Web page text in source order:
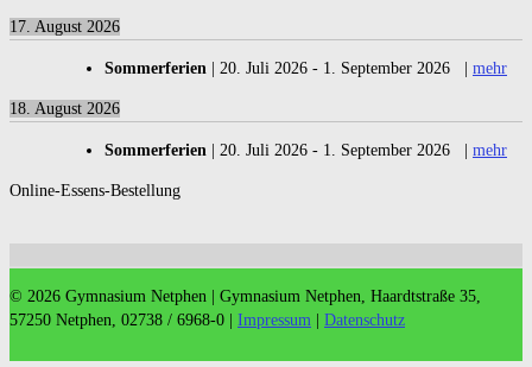
17. August 2026
Sommerferien | 20. Juli 2026 - 1. September 2026 | mehr
18. August 2026
Sommerferien | 20. Juli 2026 - 1. September 2026 | mehr
Online-Essens-Bestellung
© 2026 Gymnasium Netphen | Gymnasium Netphen, Haardtstraße 35,
57250 Netphen, 02738 / 6968-0 | Impressum | Datenschutz